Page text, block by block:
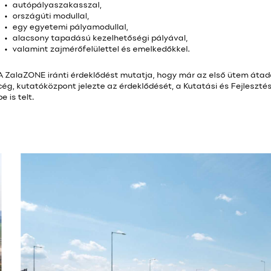
autópályaszakasszal,
országúti modullal,
egy egyetemi pályamodullal,
alacsony tapadású kezelhetőségi pályával,
valamint zajmérőfelülettel és emelkedőkkel.
ZalaZONE iránti érdeklődést mutatja, hogy már az első ütem
kutatóközpont jelezte az érdeklődését, a Kutatási és
is telt.